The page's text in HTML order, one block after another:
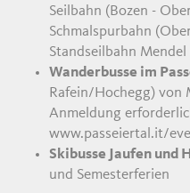
Seilbahn (Bozen -
Schmalspurbahn
Standseilbahn
Wanderbusse im
Rafein/Hochegg) von
Anmeldung
www.passeiertal.it/
Skibusse Jaufen und
und Semesterferien